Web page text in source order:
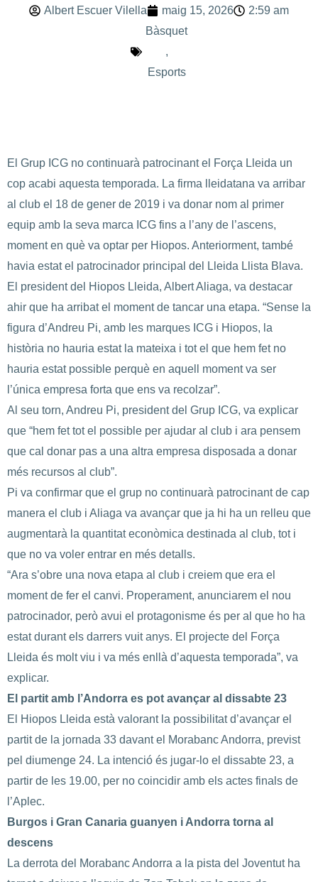
Albert Escuer Vilella maig 15, 2026
2:59 am
Bàsquet
,
Esports
El Grup ICG no continuarà patrocinant el Força Lleida un
cop acabi aquesta temporada. La firma lleidatana va arribar
al club el 18 de gener de 2019 i va donar nom al primer
equip amb la seva marca ICG fins a l’any de l’ascens,
moment en què va optar per Hiopos. Anteriorment, també
havia estat el patrocinador principal del Lleida Llista Blava.
El president del Hiopos Lleida, Albert Aliaga, va destacar
ahir que ha arribat el moment de tancar una etapa. “Sense la
figura d’Andreu Pi, amb les marques ICG i Hiopos, la
història no hauria estat la mateixa i tot el que hem fet no
hauria estat possible perquè en aquell moment va ser
l’única empresa forta que ens va recolzar”.
Al seu torn, Andreu Pi, president del Grup ICG, va explicar
que “hem fet tot el possible per ajudar al club i ara pensem
que cal donar pas a una altra empresa disposada a donar
més recursos al club”.
Pi va confirmar que el grup no continuarà patrocinant de cap
manera el club i Aliaga va avançar que ja hi ha un relleu que
augmentarà la quantitat econòmica destinada al club, tot i
que no va voler entrar en més detalls.
“Ara s’obre una nova etapa al club i creiem que era el
moment de fer el canvi. Properament, anunciarem el nou
patrocinador, però avui el protagonisme és per al que ho ha
estat durant els darrers vuit anys. El projecte del Força
Lleida és molt viu i va més enllà d’aquesta temporada”, va
explicar.
El partit amb l’Andorra es pot avançar al dissabte 23
El Hiopos Lleida està valorant la possibilitat d’avançar el
partit de la jornada 33 davant el Morabanc Andorra, previst
pel diumenge 24. La intenció és jugar-lo el dissabte 23, a
partir de les 19.00, per no coincidir amb els actes finals de
l’Aplec.
Burgos i Gran Canaria guanyen i Andorra torna al
descens
La derrota del Morabanc Andorra a la pista del Joventut ha